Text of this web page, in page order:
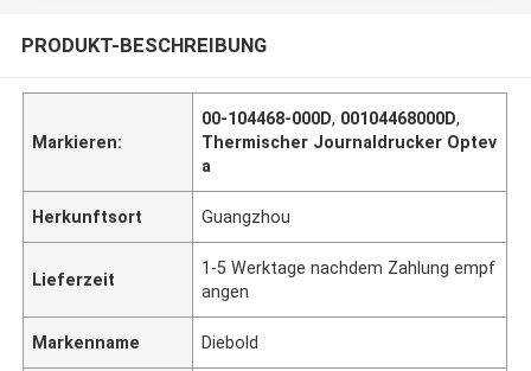
PRODUKT-BESCHREIBUNG
Markieren:
00-104468-000D, 00104468000D,
Thermischer Journaldrucker Optev
a
Herkunftsort Guangzhou
Lieferzeit
1-5 Werktage nachdem Zahlung empf
angen
Markenname Diebold